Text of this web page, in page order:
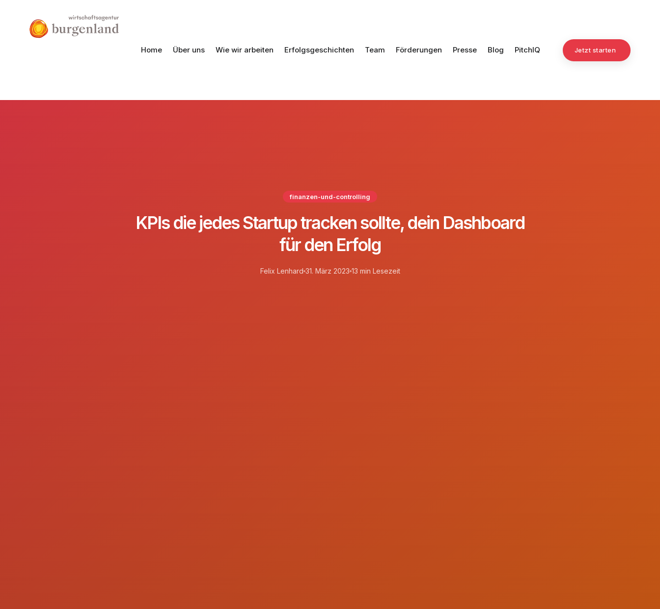
Home Über uns Wie wir arbeiten Erfolgsgeschichten Team Förderungen Presse Blog PitchIQ Jetzt starten
finanzen-und-controlling
KPIs die jedes Startup tracken sollte, dein Dashboard
für den Erfolg
Felix Lenhard 31. März 2023 13 min Lesezeit